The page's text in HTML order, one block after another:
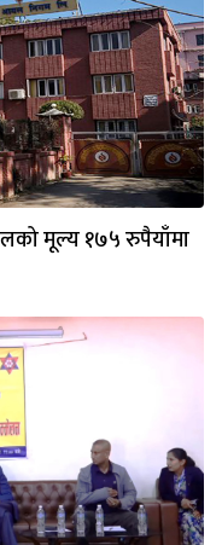
मूल्य १७५ रुपैयाँमा